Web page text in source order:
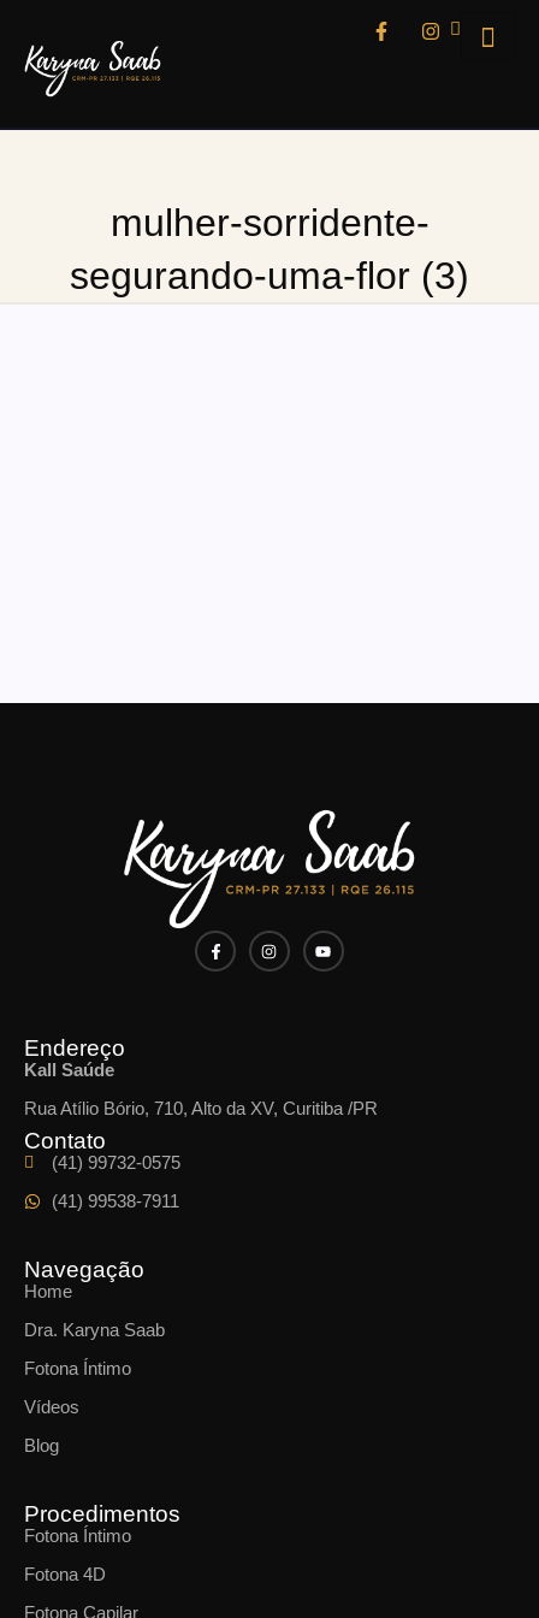
mulher-sorridente-
segurando-uma-flor (3)
Endereço
Kall Saúde
Rua Atílio Bório, 710, Alto da XV, Curitiba /PR
Contato
(41) 99732-0575
(41) 99538-7911
Navegação
Home
Dra. Karyna Saab
Fotona Íntimo
Vídeos
Blog
Procedimentos
Fotona Íntimo
Fotona 4D
Fotona Capilar